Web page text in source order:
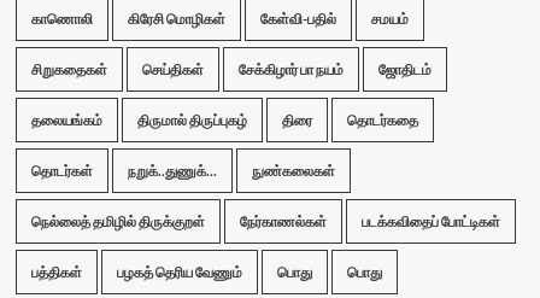
காணொலி கிரேசி மொழிகள் கேள்வி-பதில் சமயம்
சிறுகதைகள் செய்திகள் சேக்கிழார் பா நயம் ஜோதிடம்
தலையங்கம் திருமால் திருப்புகழ் திரை தொடர்கதை
தொடர்கள் நறுக்..துணுக்... நுண்கலைகள்
நெல்லைத் தமிழில் திருக்குறள் நேர்காணல்கள் படக்கவிதைப் போட்டிகள்
பத்திகள் பழகத் தெரிய வேணும் பொது பொது